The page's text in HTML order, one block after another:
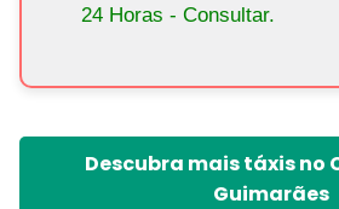
24 Horas - Consultar.
Descubra mais táxis no
Guimarães